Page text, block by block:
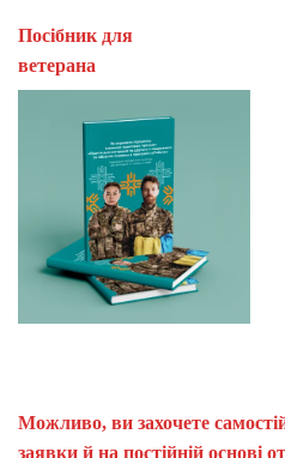
Посібник для
Можливо, ви захочете
заявки й на постійній основі